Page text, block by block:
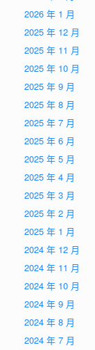
2026 年 1 月
2025 年 12 月
2025 年 11 月
2025 年 10 月
2025 年 9 月
2025 年 8 月
2025 年 7 月
2025 年 6 月
2025 年 5 月
2025 年 4 月
2025 年 3 月
2025 年 2 月
2025 年 1 月
2024 年 12 月
2024 年 11 月
2024 年 10 月
2024 年 9 月
2024 年 8 月
2024 年 7 月